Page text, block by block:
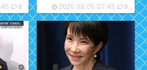
0 2026.08.05 07:45 0